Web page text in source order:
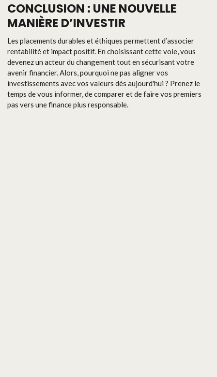
CONCLUSION : UNE NOUVELLE
MANIÈRE D’INVESTIR
Les placements durables et éthiques permettent d’associer
rentabilité et impact positif. En choisissant cette voie, vous
devenez un acteur du changement tout en sécurisant votre
avenir financier. Alors, pourquoi ne pas aligner vos
investissements avec vos valeurs dès aujourd'hui ? Prenez le
temps de vous informer, de comparer et de faire vos premiers
pas vers une finance plus responsable.